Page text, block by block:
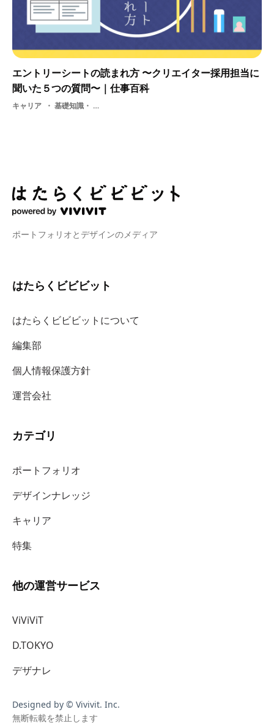
エントリーシートの読まれ方 〜クリエイター採用担当に
聞いた５つの質問〜｜仕事百科
キャリア 基礎知識・ 学生・ 採用・ 選考・ エントリーシート・ 就活
ポートフォリオとデザインのメディア
はたらくビビビット
はたらくビビビットについて
編集部
個人情報保護方針
運営会社
カテゴリ
ポートフォリオ
デザインナレッジ
キャリア
特集
他の運営サービス
ViViViT
D.TOKYO
デザナレ
Designed by © Vivivit. Inc.
無断転載を禁止します